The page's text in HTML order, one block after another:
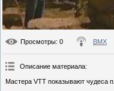
Просмотры: 0 BMX
Описание материала:
Мастера VTT показывают чудеса